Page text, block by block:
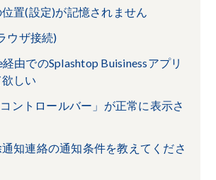
置(設定)が記憶されません
ウザ接続)
由でのSplashtop Buisinessアプリ
しい
ントロールバー」が正常に表示さ
知連絡の通知条件を教えてくださ